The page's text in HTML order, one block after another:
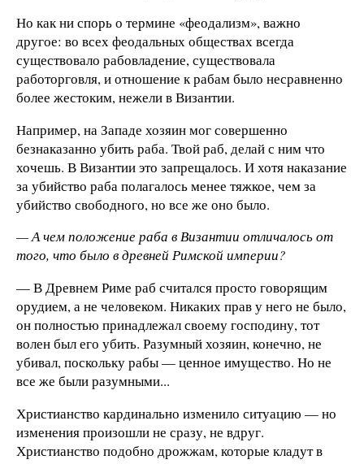
Но как ни спорь о термине «феодализм», важно
другое: во всех феодальных обществах всегда
существовало рабовладение, существовала
работорговля, и отношение к рабам было несравненно
более жестоким, нежели в Византии.
Например, на Западе хозяин мог совершенно
безнаказанно убить раба. Твой раб, делай с ним что
хочешь. В Византии это запрещалось. И хотя наказание
за убийство раба полагалось менее тяжкое, чем за
убийство свободного, но все же оно было.
— А чем положение раба в Византии отличалось от
того, что было в древней Римской империи?
— В Древнем Риме раб считался просто говорящим
орудием, а не человеком. Никаких прав у него не было,
он полностью принадлежал своему господину, тот
волен был его убить. Разумный хозяин, конечно, не
убивал, поскольку рабы — ценное имущество. Но не
все же были разумными...
Христианство кардинально изменило ситуацию — но
изменения произошли не сразу, не вдруг.
Христианство подобно дрожжам, которые кладут в